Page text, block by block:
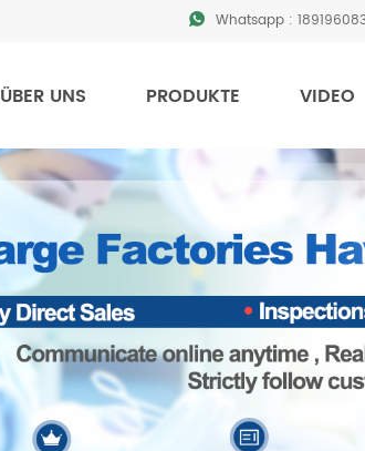
Whatsapp :
ÜBER UNS PRODUKTE VIDEO